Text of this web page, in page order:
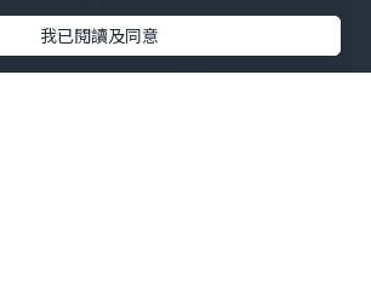
我已閱讀及同意